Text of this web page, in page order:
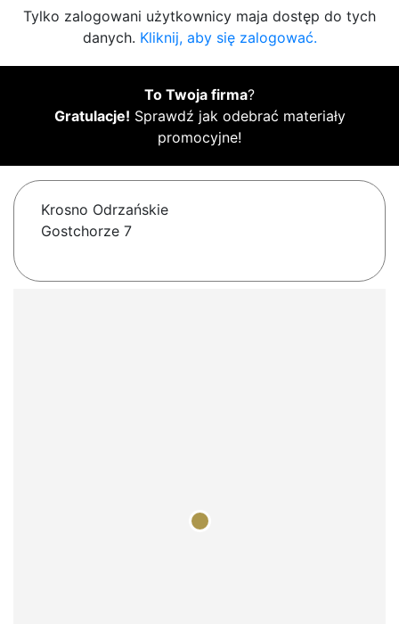
Tylko zalogowani użytkownicy maja dostęp do tych
danych. Kliknij, aby się zalogować.
To Twoja firma?
Gratulacje! Sprawdź jak odebrać materiały
promocyjne!
Krosno Odrzańskie
Gostchorze 7